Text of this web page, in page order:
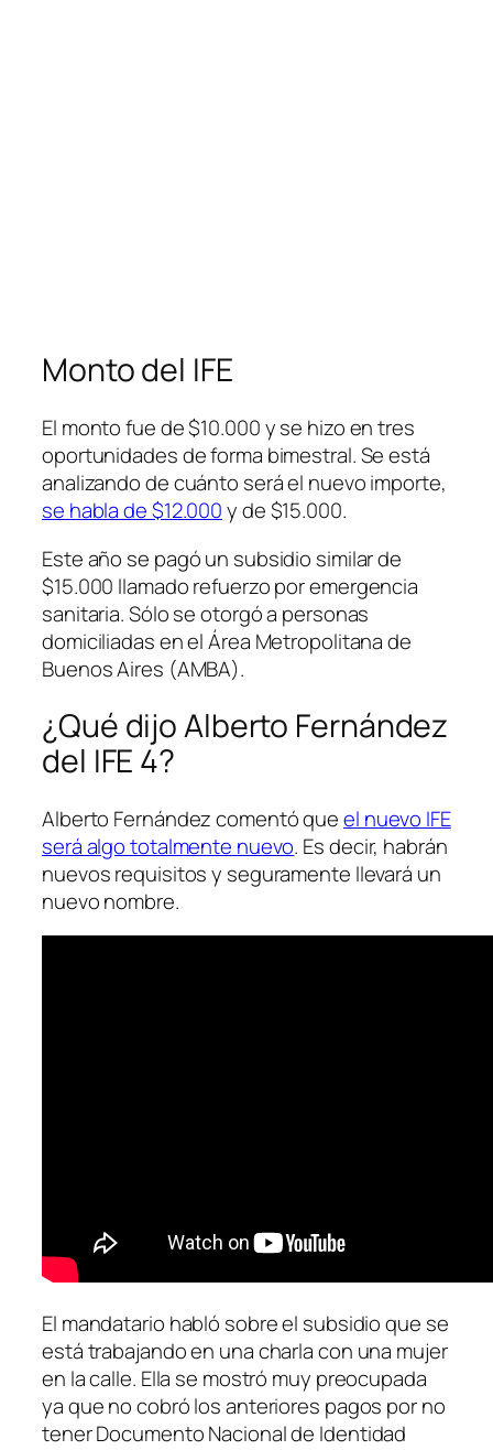
Monto del IFE
El monto fue de $10.000 y se hizo en tres
oportunidades de forma bimestral. Se está
analizando de cuánto será el nuevo importe,
se habla de $12.000y de $15.000.
Este año se pagó un subsidio similar de
$15.000 llamado refuerzo por emergencia
sanitaria. Sólo se otorgó a personas
domiciliadas en el Área Metropolitana de
Buenos Aires (AMBA).
¿Qué dijo Alberto Fernández
del IFE 4?
Alberto Fernández comentó queel nuevo IFE
será algo totalmente nuevo. Es decir, habrán
nuevos requisitos y seguramente llevará un
nuevo nombre.
El mandatario habló sobre el subsidio que se
está trabajando en una charla con una mujer
en la calle. Ella se mostró muy preocupada
ya que no cobró los anteriores pagos por no
tener Documento Nacional de Identidad